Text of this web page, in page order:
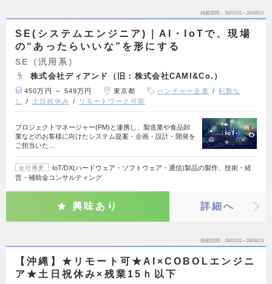
掲載期間 26/07/31～26/08/13
SE(システムエンジニア)｜AI・IoTで、現場
の“あったらいいな”を形にする
SE（汎用系）
株式会社ディアンド（旧：株式会社CAMI&Co.）
450万円 ～ 549万円 東京都 ベンチャー企業
転勤な
し
土日祝休み リモートワーク可能
プロジェクトマネージャー(PM)と連携し、製造業や食品卸
業などのお客様に向けたシステム提案・企画・設計・開発を
ご担当いた…
会社概要
IoT/DX(ハードウェア・ソフトウェア・通信)製品の製作、技術・経
営・補助金コンサルティング
興味あり 詳細へ
掲載期間 26/07/31～26/08/13
【沖縄】★リモート可★AI×COBOLエンジニ
ア★土日祝休み×残業15ｈ以下